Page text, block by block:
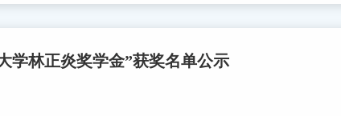
学林正炎奖学金”获奖名单公示